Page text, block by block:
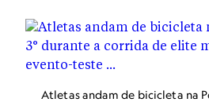
que incluía o sótão, as
Atletas andam de bicicleta na